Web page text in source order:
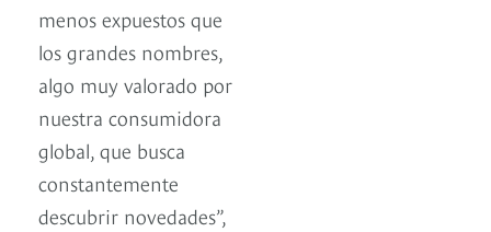
menos expuestos que
los grandes nombres,
algo muy valorado por
nuestra consumidora
global, que busca
constantemente
descubrir novedades”,